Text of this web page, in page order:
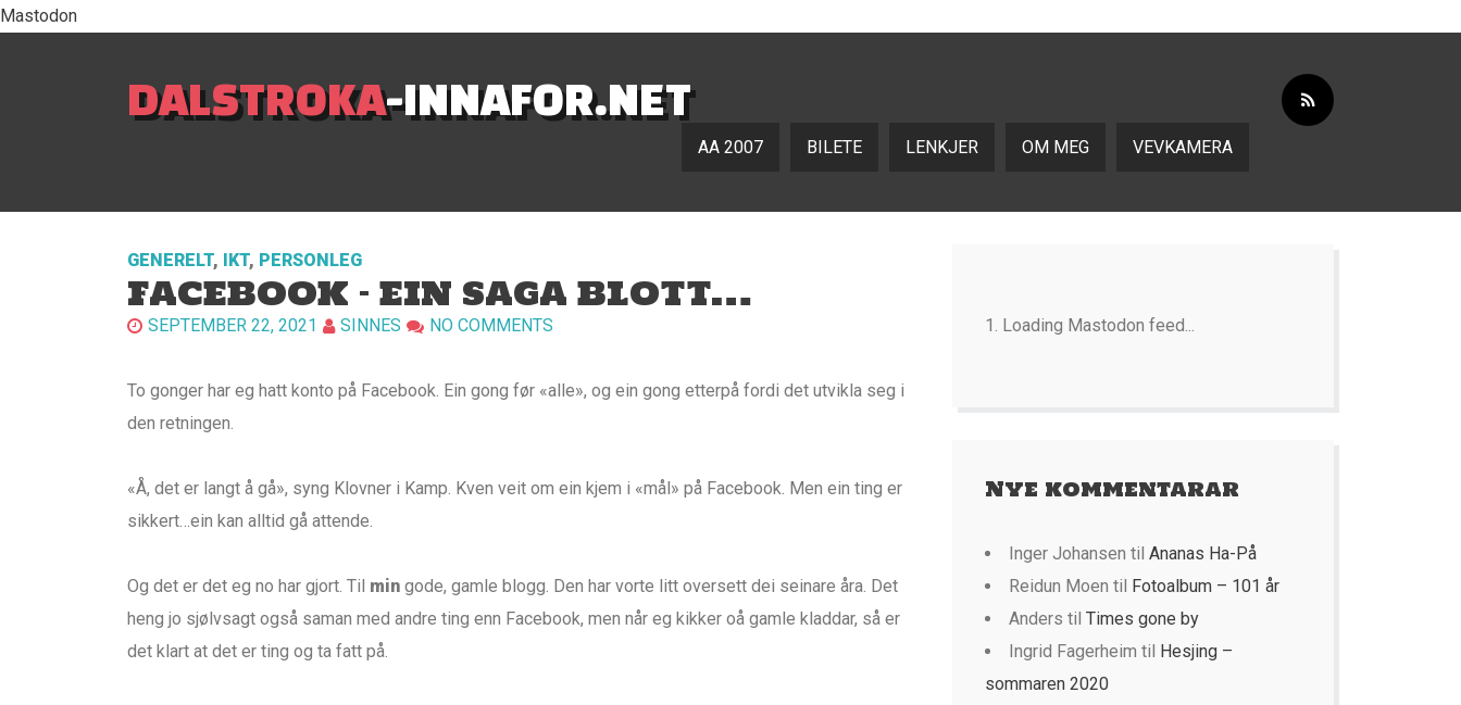
Mastodon
DALSTROKA-INNAFOR.NET
AA 2007 BILETE LENKJER OM MEG VEVKAMERA
GENERELT, IKT, PERSONLEG
FACEBOOK – EIN SAGA BLOTT…
SEPTEMBER 22, 2021 SINNES NO COMMENTS
To gonger har eg hatt konto på Facebook. Ein gong før «alle», og ein gong etterpå fordi det utvikla seg i
den retningen.
«Å, det er langt å gå», syng Klovner i Kamp. Kven veit om ein kjem i «mål» på Facebook. Men ein ting er
sikkert…ein kan alltid gå attende.
Og det er det eg no har gjort. Til min gode, gamle blogg. Den har vorte litt oversett dei seinare åra. Det
heng jo sjølvsagt også saman med andre ting enn Facebook, men når eg kikker oå gamle kladdar, så er
det klart at det er ting og ta fatt på.
Loading Mastodon feed...
Nye kommentarar
Inger Johansen til Ananas Ha-På
Reidun Moen til Fotoalbum – 101 år
Anders til Times gone by
Ingrid Fagerheim til Hesjing –
sommaren 2020